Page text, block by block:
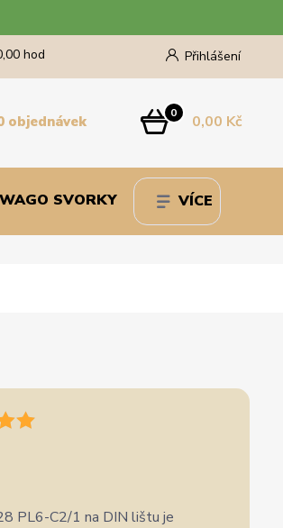
Přihlášení
hod
0 0,00 Kč
objednávek
WAGO SVORKY VÍCE
PL6-C2/1 na DIN lištu je